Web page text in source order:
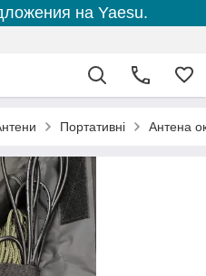
на Yaesu.
Портативні Антена